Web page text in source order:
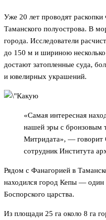
Уже 20 лет проводят
Таманского полуострова. В
города. Исследователи
до 150 м и шириною
достают затопленные суда,
и ювелирных украшений.
«Самая интересная
нашей эры с бронзовым
Митридата», — говорит
сотрудник Института
Рядом с Фанагорией в
находился город Кепы — один
Боспорского царства.
Из площади 25 га около 8 га